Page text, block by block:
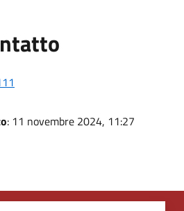
: 11 novembre 2024, 11:27